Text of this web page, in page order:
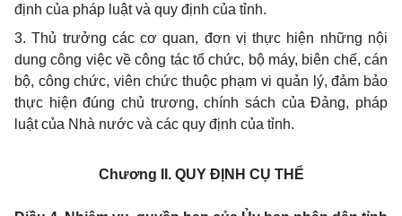
định của pháp luật và quy định của tỉnh.
3. Thủ trưởng các cơ quan, đơn vị thực hiện những nội
dung công việc về công tác tổ chức, bộ máy, biên chế, cán
bộ, công chức, viên chức thuộc phạm vi quản lý, đảm bảo
thực hiện đúng chủ trương, chính sách của Đảng, pháp
luật của Nhà nước và các quy định của tỉnh.
Chương II. QUY ĐỊNH CỤ THỂ